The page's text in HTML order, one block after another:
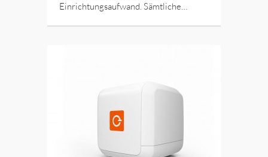
Einrichtungsaufwand. Sämtliche…